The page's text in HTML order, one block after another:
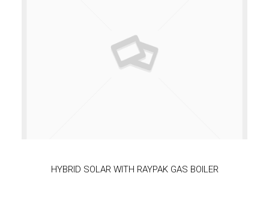
HYBRID SOLAR WITH RAYPAK GAS BOILER